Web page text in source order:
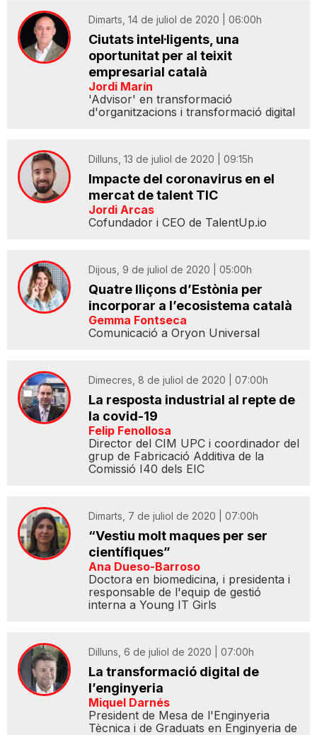
Dimarts, 14 de juliol de 2020 | 06:00h
Ciutats intel·ligents, una
oportunitat per al teixit
empresarial català
Jordi Marín
'Advisor' en transformació
d'organitzacions i transformació digital
Dilluns, 13 de juliol de 2020 | 09:15h
Impacte del coronavirus en el
mercat de talent TIC
Jordi Arcas
Cofundador i CEO de TalentUp.io
Dijous, 9 de juliol de 2020 | 05:00h
Quatre lliçons d’Estònia per
incorporar a l’ecosistema català
Gemma Fontseca
Comunicació a Oryon Universal
Dimecres, 8 de juliol de 2020 | 07:00h
La resposta industrial al repte de
la covid-19
Felip Fenollosa
Director del CIM UPC i coordinador del
grup de Fabricació Additiva de la
Comissió I40 dels EIC
Dimarts, 7 de juliol de 2020 | 07:00h
“Vestiu molt maques per ser
científiques”
Ana Dueso-Barroso
Doctora en biomedicina, i presidenta i
responsable de l'equip de gestió
interna a Young IT Girls
Dilluns, 6 de juliol de 2020 | 07:00h
La transformació digital de
l’enginyeria
Miquel Darnés
President de Mesa de l'Enginyeria
Tècnica i de Graduats en Enginyeria de